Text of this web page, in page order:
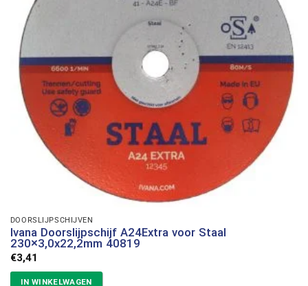
DOORSLIJPSCHIJVEN
Ivana Doorslijpschijf A24Extra voor Staal
230×3,0x22,2mm 40819
€3,41
IN WINKELWAGEN